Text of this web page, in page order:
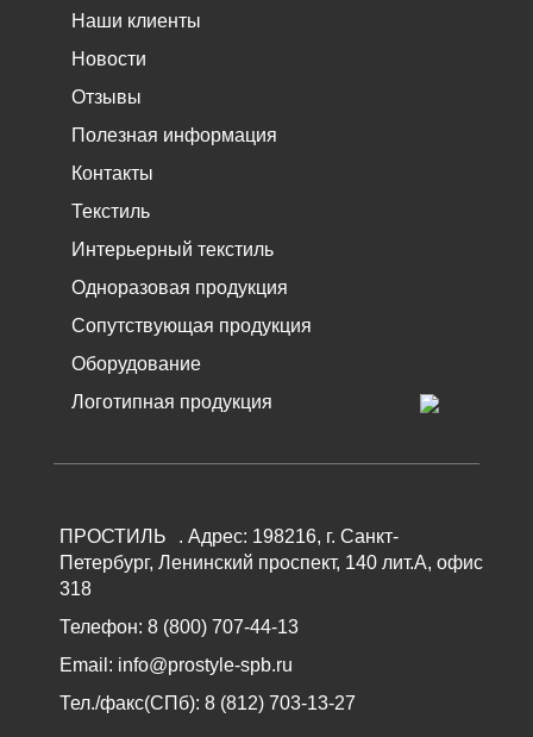
Наши клиенты
Новости
Отзывы
Полезная информация
Контакты
Текстиль
Интерьерный текстиль
Одноразовая продукция
Сопутствующая продукция
Оборудование
Логотипная продукция
ПРОСТИЛЬ . Адрес: 198216, г. Санкт-
Петербург, Ленинский проспект, 140 лит.А, офис
318
Телефон: 8 (800) 707-44-13
Email: info@prostyle-spb.ru
Тел./факс(СПб): 8 (812) 703-13-27